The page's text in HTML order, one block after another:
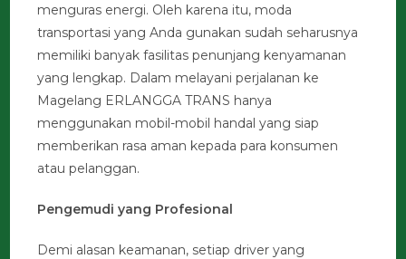
menguras energi. Oleh karena itu, moda
transportasi yang Anda gunakan sudah seharusnya
memiliki banyak fasilitas penunjang kenyamanan
yang lengkap. Dalam melayani perjalanan ke
Magelang ERLANGGA TRANS hanya
menggunakan mobil-mobil handal yang siap
memberikan rasa aman kepada para konsumen
atau pelanggan.
Pengemudi yang Profesional
Demi alasan keamanan, setiap driver yang